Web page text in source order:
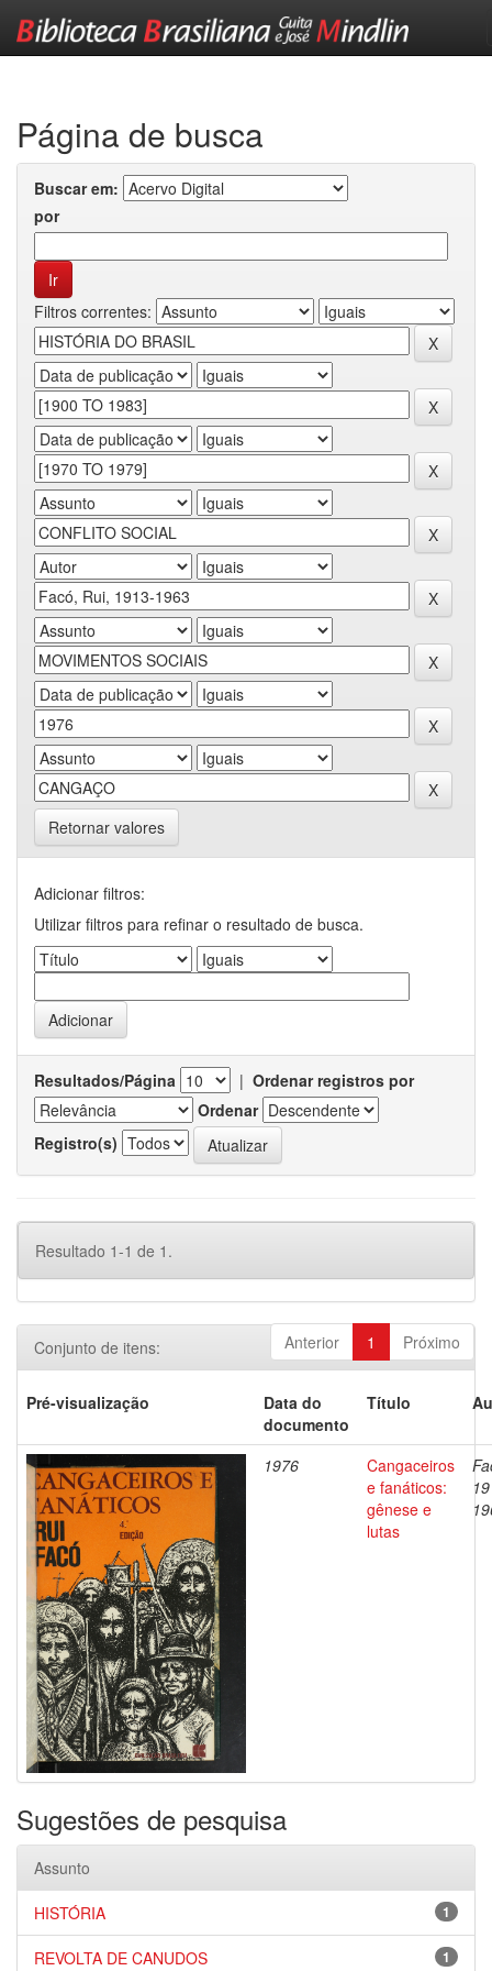
Página de busca
Buscar em:
por
Filtros correntes:
Retornar valores
Adicionar filtros:
Utilizar filtros para refinar o resultado de busca.
Resultados/Página | Ordenar registros por
Ordenar
Registro(s)
Resultado 1-1 de 1.
Anterior 1 Próximo
Conjunto de itens:
Pré-visualização
Data do
documento
Título
1976
Cangaceiros
e fanáticos:
gênese e
lutas
Sugestões de pesquisa
Assunto
1
HISTÓRIA
1
REVOLTA DE CANUDOS